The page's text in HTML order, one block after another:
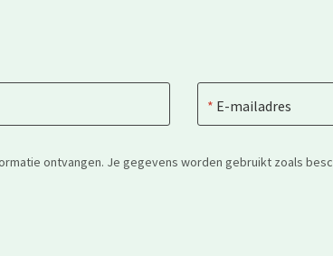
E-mailadres
ontvangen. Je gegevens worden gebruikt zoals